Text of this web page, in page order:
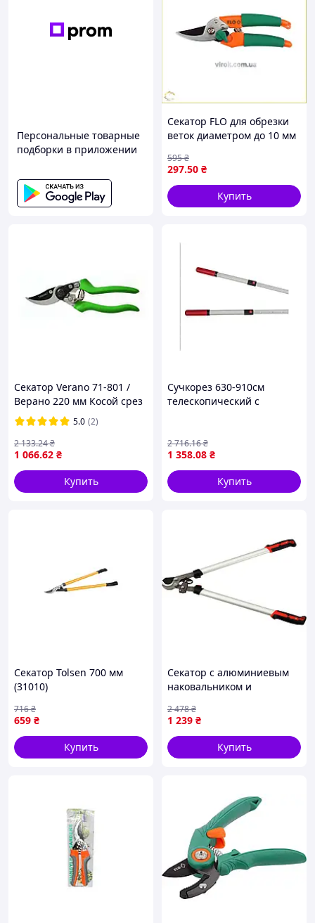
Персональные товарные
подборки в приложении
Секатор FLO для обрезки
веток диаметром до 10 мм
для садовых работ
297.50 ₴
595₴
Купить
Секатор Verano 71-801 /
Верано 220 мм Косой срез
18мм (71-801)5.0 (2)
1 066.62 ₴
2 133.24₴
Купить
Сучкорез 630-910см
телескопический с
ТМVITALS
1 358.08 ₴
2 716.16₴
Купить
Секатор Tolsen 700 мм
(31010)
659 ₴
716₴
Купить
Секатор с алюминиевым
наковальником и
Ø 40 мм, з алюминиевими
ручками l= 76 см [8]
1 239 ₴
2 478₴
Купить